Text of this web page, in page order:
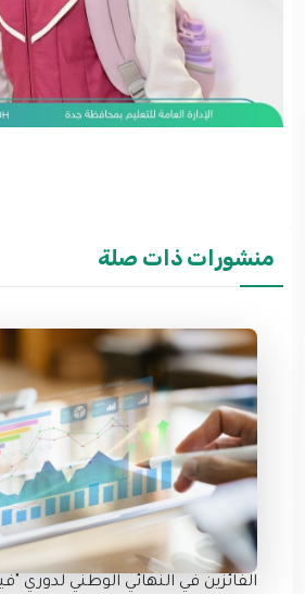
منشورات ذات صلة
الفائزين في النهائي الوطني لدوري